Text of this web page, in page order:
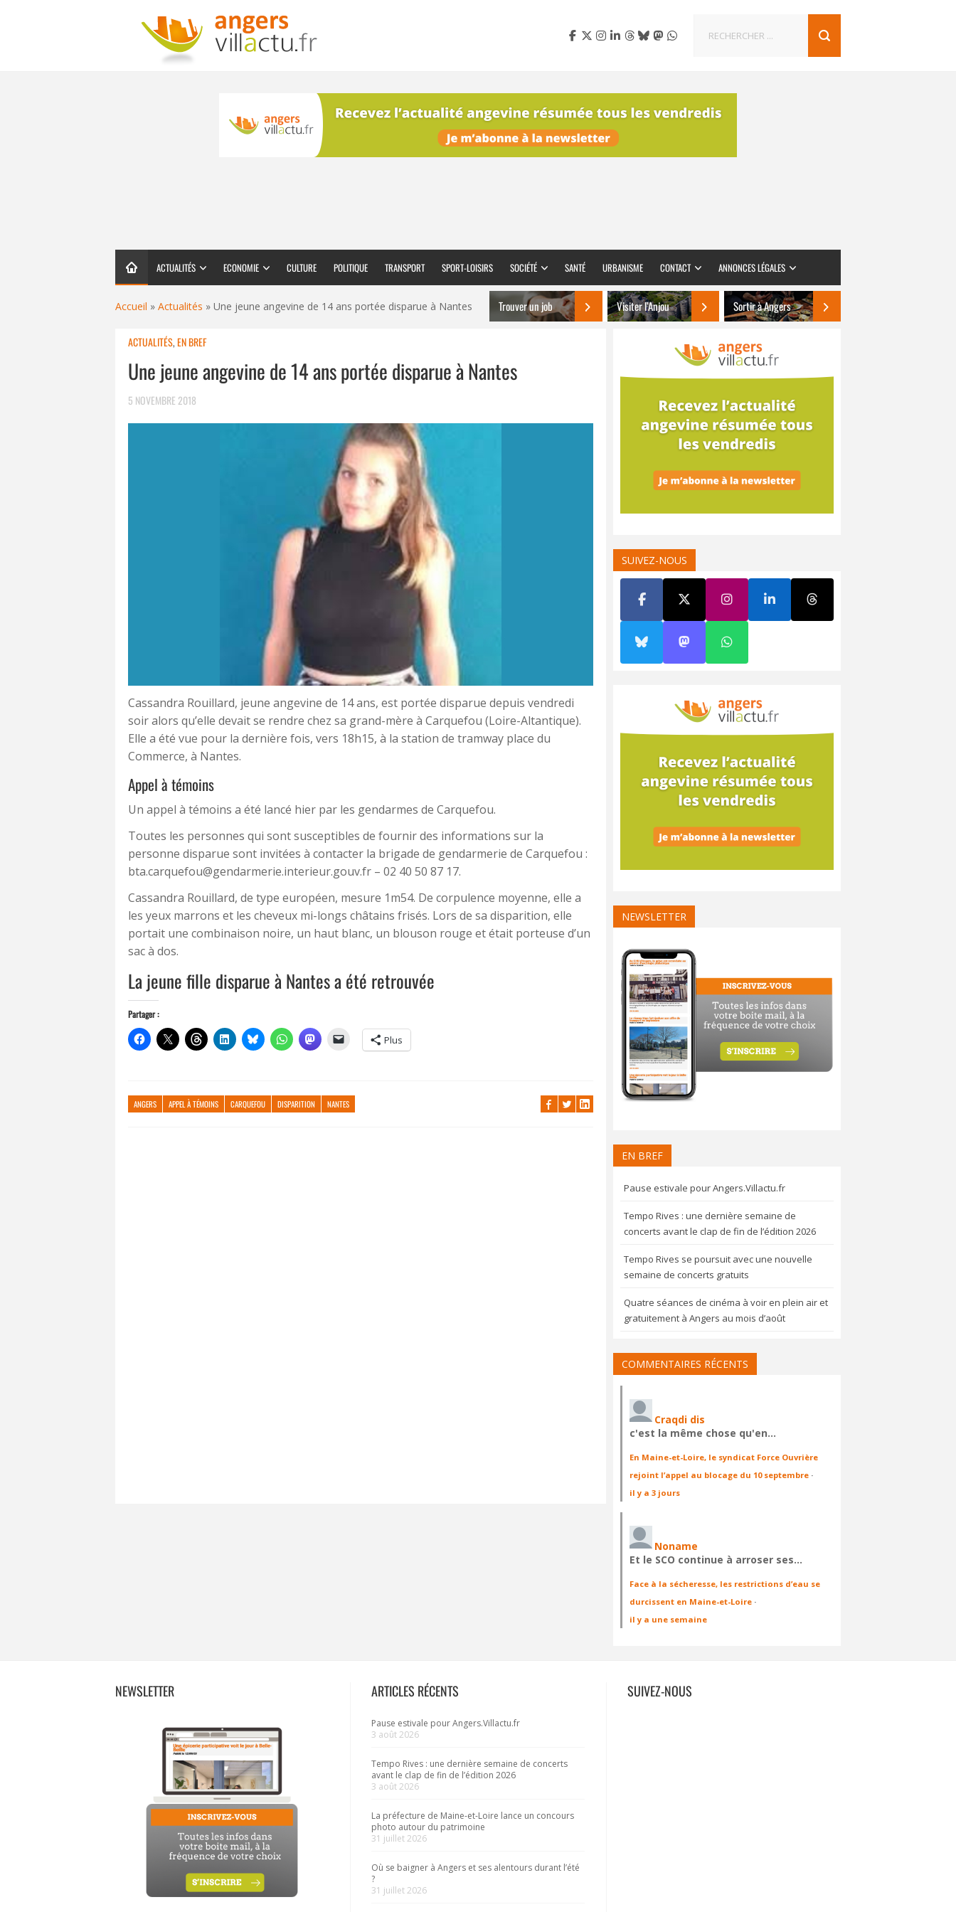
ACTUALITÉS ECONOMIE CULTURE POLITIQUE TRANSPORT SPORT-LOISIRS SOCIÉTÉ SANTÉ URBANISME CONTACT ANNONCES LÉGALES
Accueil » Actualités » Une jeune angevine de 14 ans portée disparue à Nantes Trouver un job Visiter l’Anjou Sortir à Angers
ACTUALITÉS,EN BREF
Une jeune angevine de 14 ans portée disparue à Nantes
5 NOVEMBRE 2018
Cassandra Rouillard, jeune angevine de 14 ans, est portée disparue depuis vendredi
soir alors qu’elle devait se rendre chez sa grand-mère à Carquefou (Loire-Altantique).
Elle a été vue pour la dernière fois, vers 18h15, à la station de tramway place du
Commerce, à Nantes.
Appel à témoins
Un appel à témoins a été lancé hier par les gendarmes de Carquefou.
Toutes les personnes qui sont susceptibles de fournir des informations sur la
personne disparue sont invitées à contacter la brigade de gendarmerie de Carquefou :
bta.carquefou@gendarmerie.interieur.gouv.fr – 02 40 50 87 17.
Cassandra Rouillard, de type européen, mesure 1m54. De corpulence moyenne, elle a
les yeux marrons et les cheveux mi-longs châtains frisés. Lors de sa disparition, elle
portait une combinaison noire, un haut blanc, un blouson rouge et était porteuse d’un
sac à dos.
La jeune fille disparue à Nantes a été retrouvée
Partager :
Plus
ANGERS APPEL À TÉMOINS CARQUEFOU DISPARITION NANTES
SUIVEZ-NOUS
NEWSLETTER
EN BREF
Pause estivale pour Angers.Villactu.fr
Tempo Rives : une dernière semaine de
concerts avant le clap de fin de l’édition 2026
Tempo Rives se poursuit avec une nouvelle
semaine de concerts gratuits
Quatre séances de cinéma à voir en plein air et
gratuitement à Angers au mois d’août
COMMENTAIRES RÉCENTS
Craqdi dis
c'est la même chose qu'en…
En Maine-et-Loire, le syndicat Force Ouvrière
rejoint l’appel au blocage du 10 septembre ·
il y a 3 jours
Noname
Et le SCO continue à arroser ses…
Face à la sécheresse, les restrictions d’eau se
durcissent en Maine-et-Loire ·
il y a une semaine
NEWSLETTER ARTICLES RÉCENTS
Pause estivale pour Angers.Villactu.fr
3 août 2026
Tempo Rives : une dernière semaine de concerts
avant le clap de fin de l’édition 2026
3 août 2026
La préfecture de Maine-et-Loire lance un concours
photo autour du patrimoine
31 juillet 2026
Où se baigner à Angers et ses alentours durant l’été
?
31 juillet 2026
SUIVEZ-NOUS